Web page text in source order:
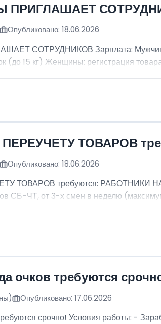
ПРИГЛАШАЕТ
Опубликовано: 18.06.2026
СОТРУДНИКОВ Зарплата: Мужчины:
(до 15 кг) Женщины: регистрация
ТОВАРОВ
Опубликовано: 18.06.2026
ТОВАРОВ требуются: РАБОТНИКИ
СБ-ЧТ, от 3-х смен в неделю
очков требуются
Опубликовано: 17.06.2026
срочно! Условия работы: -